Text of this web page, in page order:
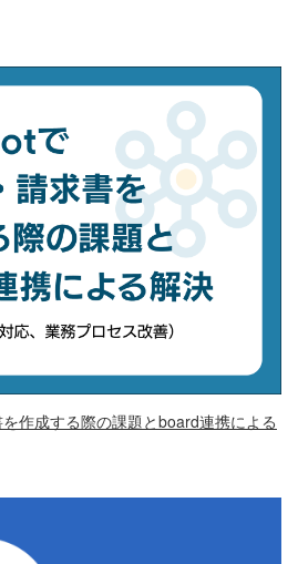
作成する際の課題とboard連携による